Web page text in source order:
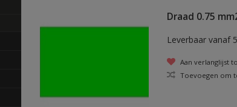
Draad 0.75
Leverbaar vanaf
Aan verlanglijst
Toevoegen om